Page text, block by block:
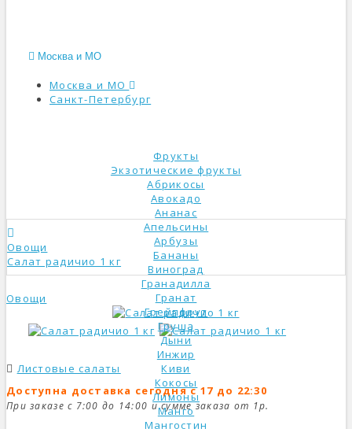
Москва и МО
Москва и МО
Санкт-Петербург
Фрукты
Экзотические фрукты
Абрикосы
Авокадо
Ананас
Апельсины
Арбузы
Бананы
Виноград
Гранадилла
Гранат
Грейпфрут
Груша
Дыни
Инжир
Киви
Кокосы
Лимоны
Манго
Мангостин
Овощи
Салат радичио 1 кг
Овощи
Листовые салаты
Доступна доставка сегодня с 17 до 22:30
При заказе с 7:00 до 14:00 и сумме заказа от 1р.